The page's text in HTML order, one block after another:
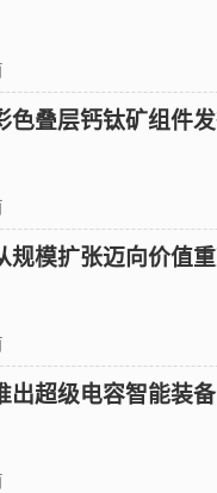
色叠层钙钛矿组件
规模扩张迈向价值
出超级电容智能装